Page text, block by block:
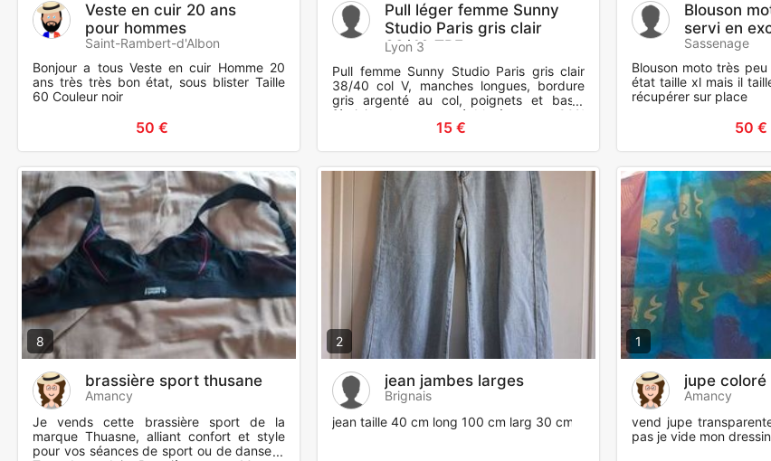
Veste en cuir 20 ans
pour hommes
Saint-Rambert-d'Albon
Bonjour a tous Veste en cuir Homme 20
ans très très bon état, sous blister Taille
60 Couleur noir
50 €
Pull léger femme Sunny
Studio Paris gris clair
38/40 TBE
Lyon 3
Pull femme Sunny Studio Paris gris clair
38/40 col V, manches longues, bordure
gris argenté au col, poignets et base,
féminin, doux et agréable à porter, 90%
viscose, 10% polyamide
15 €
Blouson
servi en
Sassenage
Blouson moto très
état taille xl mais il
récupérer sur place
50 €
8
brassière sport thusane
Amancy
Je vends cette brassière sport de la
marque Thuasne, alliant confort et style
pour vos séances de sport ou de danse. -
2
jean jambes larges
Brignais
jean taille 40 cm long 100 cm larg 30 cm
1
jupe coloré
Amancy
vend jupe
pas je vide mon